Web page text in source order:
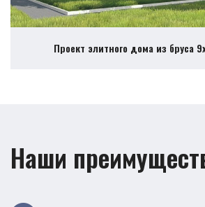
Проект элитного дома из бруса
Наши